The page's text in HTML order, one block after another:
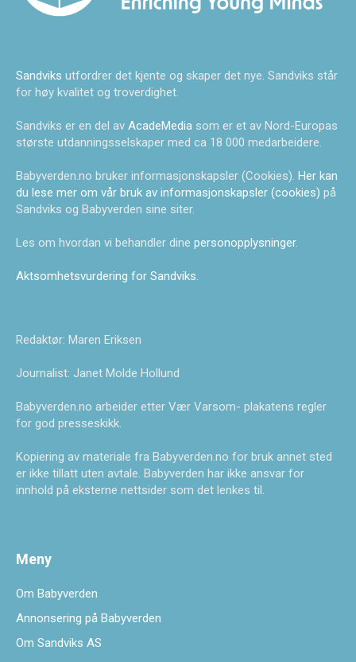
Sandviks utfordrer det kjente og skaper det nye. Sandviks står
for høy kvalitet og troverdighet.
Sandviks er en del av AcadeMedia som er et av Nord-Europas
største utdanningsselskaper med ca 18 000 medarbeidere.
Babyverden.no bruker informasjonskapsler (Cookies). Her kan
du lese mer om vår bruk av informasjonskapsler (cookies) på
Sandviks og Babyverden sine siter.
Les om hvordan vi behandler dine personopplysninger.
Aktsomhetsvurdering for Sandviks.
Redaktør: Maren Eriksen
Journalist: Janet Molde Hollund
Babyverden.no arbeider etter Vær Varsom- plakatens regler
for god presseskikk.
Kopiering av materiale fra Babyverden.no for bruk annet sted
er ikke tillatt uten avtale. Babyverden har ikke ansvar for
innhold på eksterne nettsider som det lenkes til.
Meny
Om Babyverden
Annonsering på Babyverden
Om Sandviks AS